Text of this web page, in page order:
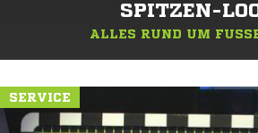
SPITZEN-
ALLES RUND UM
SERVICE